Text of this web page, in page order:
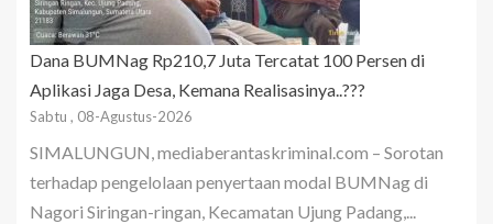
Dana BUMNag Rp210,7 Juta Tercatat 100 Persen di
Aplikasi Jaga Desa, Kemana Realisasinya..???
Sabtu , 08-Agustus-2026
SIMALUNGUN, mediaberantaskriminal.com – Sorotan
terhadap pengelolaan penyertaan modal BUMNag di
Nagori Siringan-ringan, Kecamatan Ujung Padang,...